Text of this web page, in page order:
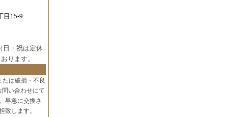
15-9
日・祝は定休
ります。
は破損・不良
い合わせにて
早急に交換さ
致します。